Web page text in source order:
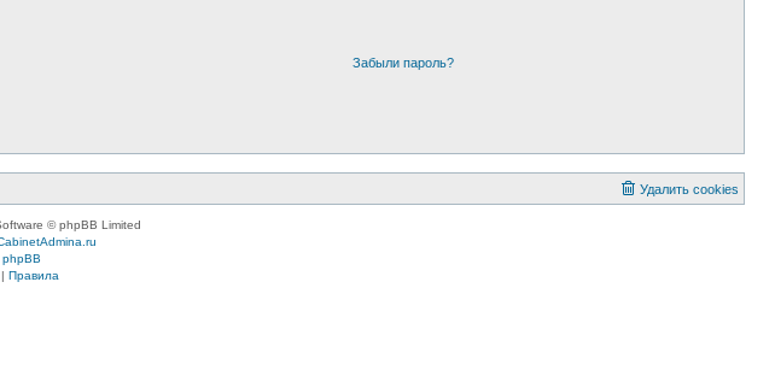
Забыли пароль?
Удалить cookies
© phpBB Limited
phpBB
Правила